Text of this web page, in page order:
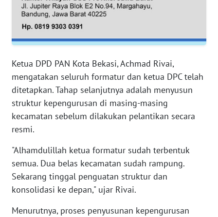
Ketua DPD PAN Kota Bekasi, Achmad Rivai,
mengatakan seluruh formatur dan ketua DPC telah
ditetapkan. Tahap selanjutnya adalah menyusun
struktur kepengurusan di masing-masing
kecamatan sebelum dilakukan pelantikan secara
resmi.
"Alhamdulillah ketua formatur sudah terbentuk
semua. Dua belas kecamatan sudah rampung.
Sekarang tinggal penguatan struktur dan
konsolidasi ke depan," ujar Rivai.
Menurutnya, proses penyusunan kepengurusan
RIAU
SERAMBI
WN
JAMBI
WN
WN
NTB
SULTENG